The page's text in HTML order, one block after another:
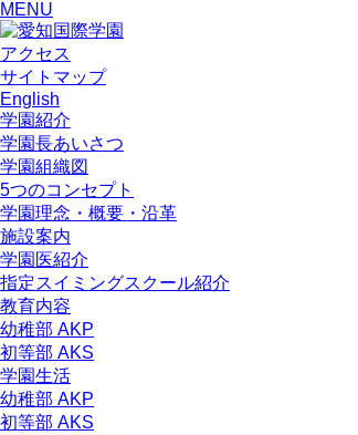
MENU
アクセス
サイトマップ
English
学園紹介
学園長あいさつ
学園組織図
5つのコンセプト
学園理念・概要・沿革
施設案内
学園医紹介
指定スイミングスクール紹介
教育内容
幼稚部 AKP
初等部 AKS
学園生活
幼稚部 AKP
初等部 AKS